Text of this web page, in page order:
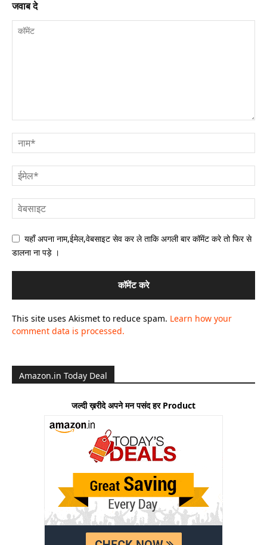
जवाब दे
यहाँ अपना नाम,ईमेल,वेबसाइट सेव कर ले ताकि अगली बार कॉमेंट करे तो फिर से
डालना ना पड़े ।
This site uses Akismet to reduce spam. Learn how your
comment data is processed.
Amazon.in Today Deal
जल्दी ख़रीदे अपने मन पसंद हर Product